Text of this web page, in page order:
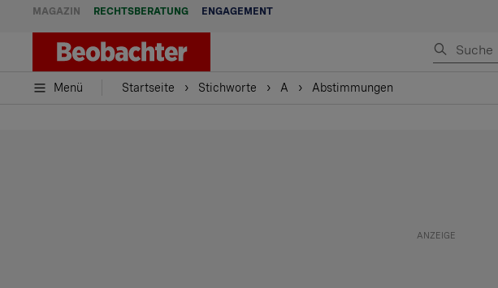
MAGAZIN RECHTSBERATUNG ENGAGEMENT
Menü Startseite Stichworte A Abstimmungen